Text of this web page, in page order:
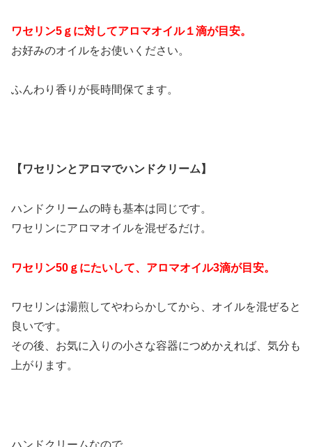
ワセリン5ｇに対してアロマオイル１滴が目安。
お好みのオイルをお使いください。
ふんわり香りが長時間保てます。
【ワセリンとアロマでハンドクリーム】
ハンドクリームの時も基本は同じです。
ワセリンにアロマオイルを混ぜるだけ。
ワセリン50ｇにたいして、アロマオイル3滴が目安。
ワセリンは湯煎してやわらかしてから、オイルを混ぜると
良いです。
その後、お気に入りの小さな容器につめかえれば、気分も
上がります。
ハンドクリームなので、